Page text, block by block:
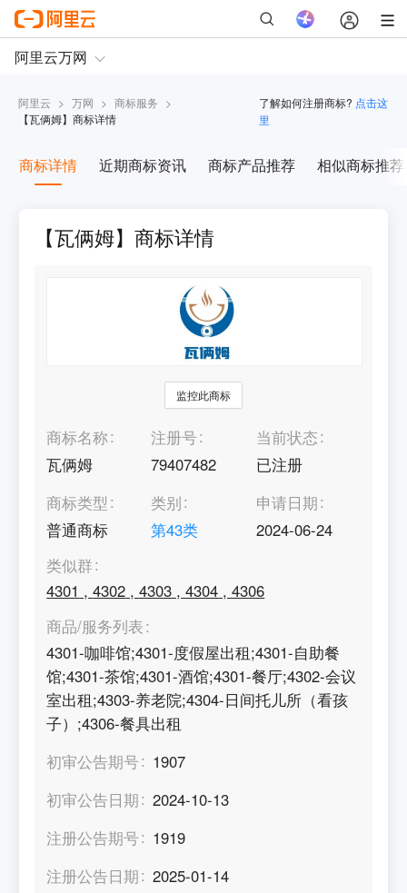
阿里云 > 万网 > 商标服务 >
【瓦俩姆】商标详情
了解如何注册商标? 点击这
里
商标详情 近期商标资讯 商标产品推荐 相似商标推荐
【瓦俩姆】商标详情
监控此商标
商标名称
瓦俩姆
注册号
79407482
当前状态
已注册
商标类型
普通商标
类别
第43类
申请日期
2024-06-24
类似群
4301 ,4302 ,4303 ,4304 ,4306
商品/服务列表
4301-咖啡馆;4301-度假屋出租;4301-自助餐
馆;4301-茶馆;4301-酒馆;4301-餐厅;4302-会议
室出租;4303-养老院;4304-日间托儿所（看孩
子）;4306-餐具出租
初审公告期号
1907
初审公告日期
2024-10-13
注册公告期号
1919
注册公告日期
2025-01-14